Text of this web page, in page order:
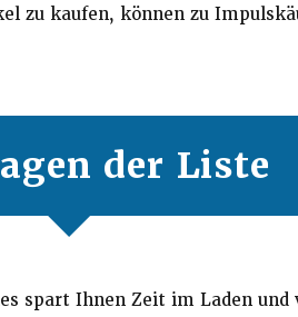
zu kaufen, können zu
der Liste
spart Ihnen Zeit im Laden